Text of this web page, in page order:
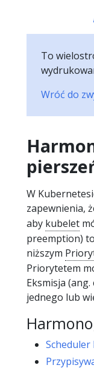
To
Wróć do
W
zapewnienia,
aby kubelet
preemption)
niższym
Priorytetem
Eksmisja
jednego lub